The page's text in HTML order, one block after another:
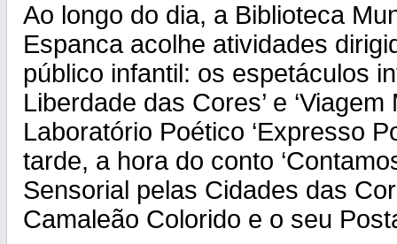
Ao longo do dia, a Biblioteca
Espanca acolhe atividades
público infantil: os espetáculos
Liberdade das Cores’ e ‘Viagem
Laboratório Poético ‘Expresso
tarde, a hora do conto
Sensorial pelas Cidades das
Camaleão Colorido e o seu